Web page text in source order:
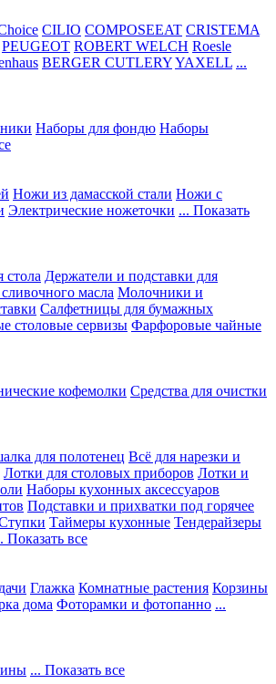
CILIO COMPOSEEAT CRISTEMA
PEUGEOT ROBERT WELCH Roesle
BERGER CUTLERYYAXELL ...
Наборы для фондю Наборы
Ножи из дамасской стали Ножи с
Электрические ножеточки ... Показать
стола Держатели и подставки для
масла Молочники и
Салфетницы для бумажных
столовые сервизы Фарфоровые чайные
кофемолки Средства для очистки
для полотенец Всё для нарезки и
Лотки для столовых приборов Лотки и
Наборы кухонных аксессуаров
Подставки и прихватки под горячее
Таймеры кухонные Тендерайзеры
Показать все
Глажка Комнатные растения Корзины
дома Фоторамки и фотопанно ...
... Показать все